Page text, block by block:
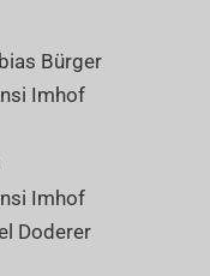
Bürger
Imhof
Imhof
Doderer